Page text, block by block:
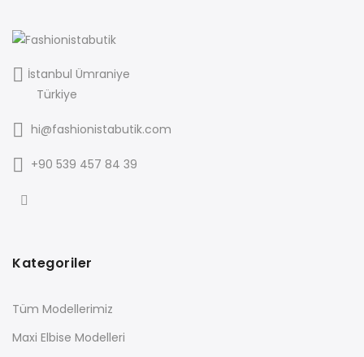
İstanbul Ümraniye
Türkiye
hi@fashionistabutik.com
+90 539 457 84 39
Kategoriler
Tüm Modellerimiz
Maxi Elbise Modelleri